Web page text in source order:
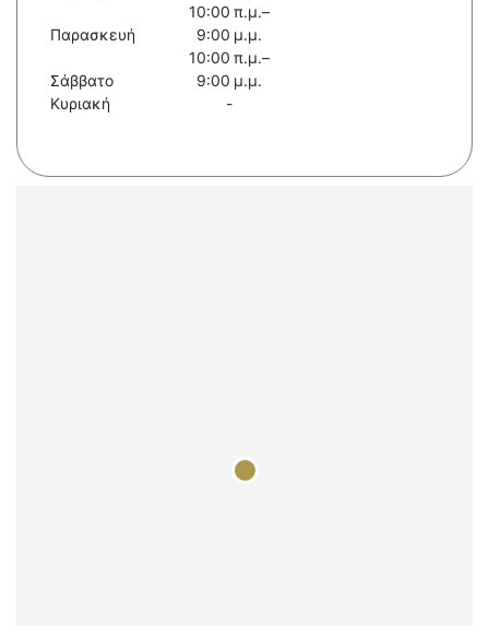
Παρασκευή
10:00 π.μ.–
9:00 μ.μ.
Σάββατο
10:00 π.μ.–
9:00 μ.μ.
Κυριακή
-